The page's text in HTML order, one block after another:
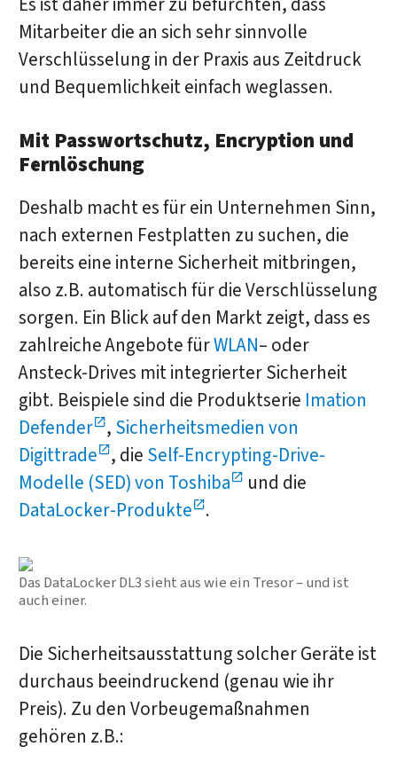
Mitarbeiter die an sich sehr sinnvolle
Verschlüsselung in der Praxis aus Zeitdruck
und Bequemlichkeit einfach weglassen.
Mit Passwortschutz, Encryption und
Fernlöschung
Deshalb macht es für ein Unternehmen Sinn,
nach externen Festplatten zu suchen, die
bereits eine interne Sicherheit mitbringen,
also z.B. automatisch für die Verschlüsselung
sorgen. Ein Blick auf den Markt zeigt, dass es
zahlreiche Angebote fürWLAN– oder
Ansteck-Drives mit integrierter Sicherheit
gibt. Beispiele sind die Produktserie Imation
Defender , Sicherheitsmedien von
Digittrade , die Self-Encrypting-Drive-
Modelle (SED) von Toshiba
und die
DataLocker-Produkte .
Das DataLocker DL3 sieht aus wie ein Tresor – und ist
auch einer.
Die Sicherheitsausstattung solcher Geräte ist
durchaus beeindruckend (genau wie ihr
Preis). Zu den Vorbeugemaßnahmen
gehören z.B.: